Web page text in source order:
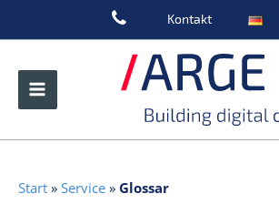
Kontakt
Start » Service » Glossar